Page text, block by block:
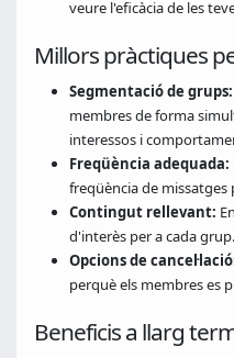
veure l'eficàcia de les
Millors pràctiques
Segmentació de grups:
membres de forma
interessos i
Freqüència adequada:
freqüència de
Contingut rellevant:
d'interès per a cada grup.
Opcions de
perquè els membres es
Beneficis a llarg